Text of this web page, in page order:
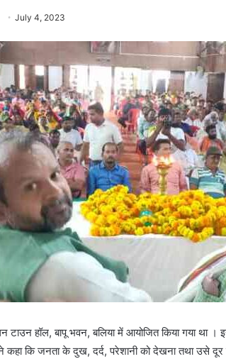
July 4, 2023
टाउन हॉल, बापू भवन, बलिया में आयोजित किया गया था ।
कहा कि जनता के दुख, दर्द, परेशानी को देखना तथा उसे